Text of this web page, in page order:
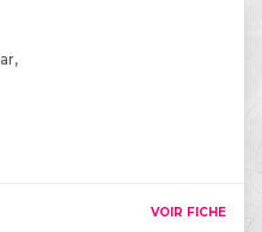
VOIR FICHE